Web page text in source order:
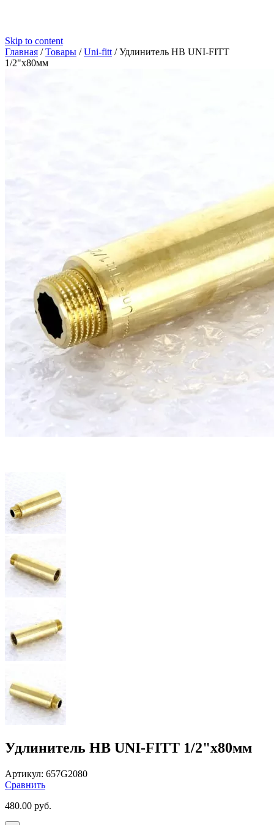
Skip to content
Главная /Товары /Uni-fitt /Удлинитель НВ UNI-FITT
1/2"x80мм
Удлинитель НВ UNI-FITT 1/2"x80мм
Артикул: 657G2080
Сравнить
480.00 руб.